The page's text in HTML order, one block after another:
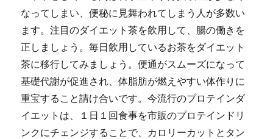
なってしまい、便秘に見舞われてしまう人が多数い
ます。注目のダイエット茶を飲用して、腸の働きを
正しましょう。毎日飲用しているお茶をダイエット
茶に移行してみましょう。便通がスムーズになって
基礎代謝が促進され、体脂肪が燃えやすい体作りに
重宝すること請け合いです。今流行のプロテインダ
イエットは、１日１回食事を市販のプロテインドリ
ンクにチェンジすることで、カロリーカットとタン